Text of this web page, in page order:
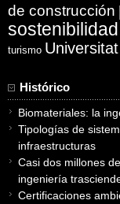
de construcción
sostenibilidad
turismo
Histórico
Biomateriales: la
Tipologías de
infraestructuras
Casi dos millones
ingeniería
Certificaciones